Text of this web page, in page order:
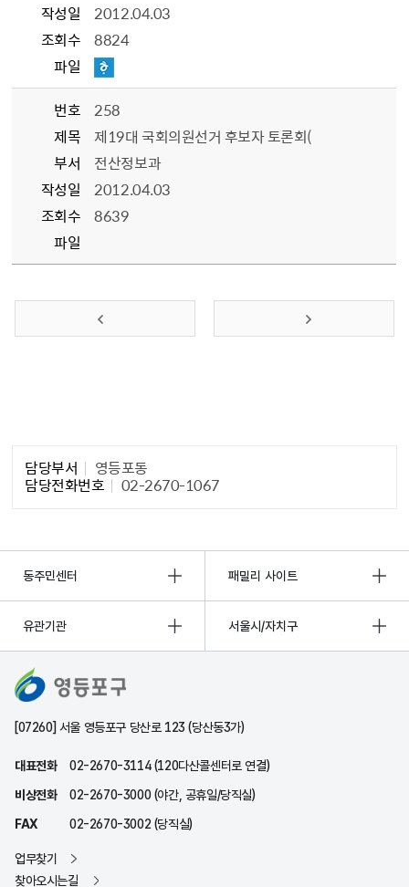
작성일
2012.04.03
조회수
8824
파일
번호
258
제목
제19대 국회의원선거 후보자 토론회(
부서
전산정보과
작성일
2012.04.03
조회수
8639
파일
이전 페이지 다음 페이지
담당부서 영등포동
담당전화번호 02-2670-1067
동주민센터 패밀리 사이트
유관기관 서울시/자치구
[07260] 서울 영등포구 당산로 123 (당산동3가)
대표전화
02-2670-3114 (120다산콜센터로 연결)
비상전화
02-2670-3000 (야간, 공휴일/당직실)
FAX
02-2670-3002 (당직실)
업무찾기
찾아오시는길